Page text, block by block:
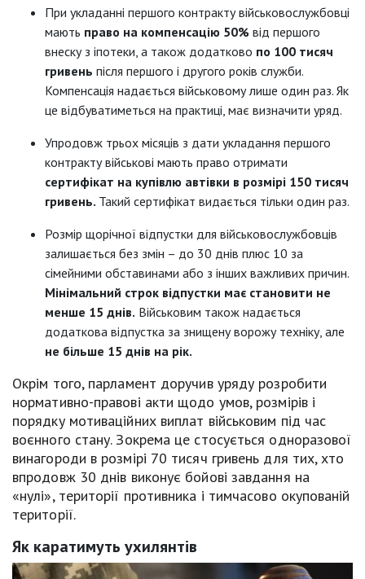
При укладанні першого контракту військовослужбовці
мають право на компенсацію 50% від першого
внеску з іпотеки, а також додатково по 100 тисяч
гривень після першого і другого років служби.
Компенсація надається військовому лише один раз. Як
це відбуватиметься на практиці, має визначити уряд.
Упродовж трьох місяців з дати укладання першого
контракту військові мають право отримати
сертифікат на купівлю автівки в розмірі 150 тисяч
гривень. Такий сертифікат видається тільки один раз.
Розмір щорічної відпустки для військовослужбовців
залишається без змін – до 30 днів плюс 10 за
сімейними обставинами або з інших важливих причин.
Мінімальний строк відпустки має становити не
менше 15 днів. Військовим також надається
додаткова відпустка за знищену ворожу техніку, але
не більше 15 днів на рік.
Окрім того, парламент доручив уряду розробити
нормативно-правові акти щодо умов, розмірів і
порядку мотиваційних виплат військовим під час
воєнного стану. Зокрема це стосується одноразової
винагороди в розмірі 70 тисяч гривень для тих, хто
впродовж 30 днів виконує бойові завдання на
«нулі», території противника і тимчасово окупованій
території.
Як каратимуть ухилянтів